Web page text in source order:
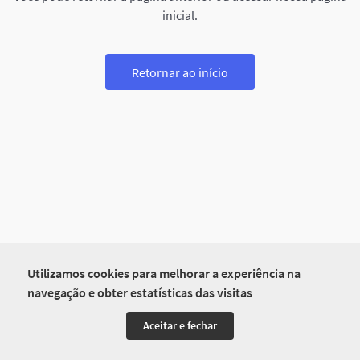
Utilizamos cookies para melhorar a experiência na
navegação e obter estatísticas das visitas
Aceitar e fechar
inicial.
Retornar ao início